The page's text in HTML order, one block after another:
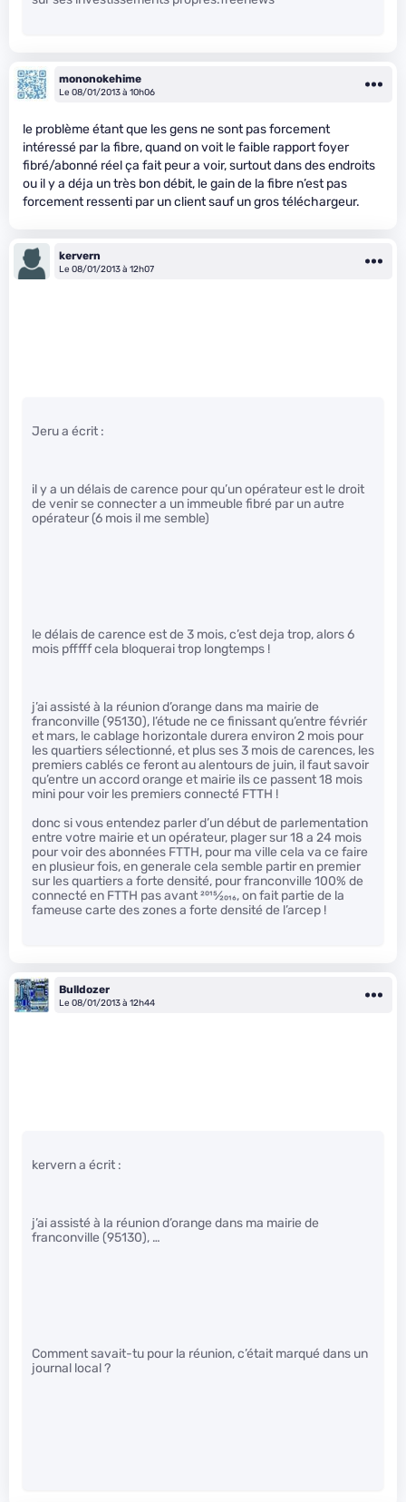
mononokehime
Le 08/01/2013 à 10h06
le problème étant que les gens ne sont pas forcement
intéressé par la fibre, quand on voit le faible rapport foyer
fibré/abonné réel ça fait peur a voir, surtout dans des endroits
ou il y a déja un très bon débit, le gain de la fibre n’est pas
forcement ressenti par un client sauf un gros téléchargeur.
kervern
Le 08/01/2013 à 12h07
Jeru a écrit :
il y a un délais de carence pour qu’un opérateur est le droit
de venir se connecter a un immeuble fibré par un autre
opérateur (6 mois il me semble)
le délais de carence est de 3 mois, c’est deja trop, alors 6
mois pfffff cela bloquerai trop longtemps !
j’ai assisté à la réunion d’orange dans ma mairie de
franconville (95130), l’étude ne ce finissant qu’entre févriér
et mars, le cablage horizontale durera environ 2 mois pour
les quartiers sélectionné, et plus ses 3 mois de carences, les
premiers cablés ce feront au alentours de juin, il faut savoir
qu’entre un accord orange et mairie ils ce passent 18 mois
mini pour voir les premiers connecté FTTH !
donc si vous entendez parler d’un début de parlementation
entre votre mairie et un opérateur, plager sur 18 a 24 mois
pour voir des abonnées FTTH, pour ma ville cela va ce faire
en plusieur fois, en generale cela semble partir en premier
sur les quartiers a forte densité, pour franconville 100% de
connecté en FTTH pas avant2015⁄2016, on fait partie de la
fameuse carte des zones a forte densité de l’arcep !
Bulldozer
Le 08/01/2013 à 12h44
kervern a écrit :
j’ai assisté à la réunion d’orange dans ma mairie de
franconville (95130), …
Comment savait-tu pour la réunion, c’était marqué dans un
journal local ?